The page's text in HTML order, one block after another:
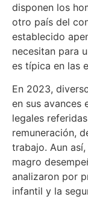
disponen los
otro país del
establecido
necesitan para
es típica en las
En 2023,
en sus avances
legales
remuneración,
trabajo. Aun
magro
analizaron por
infantil y la